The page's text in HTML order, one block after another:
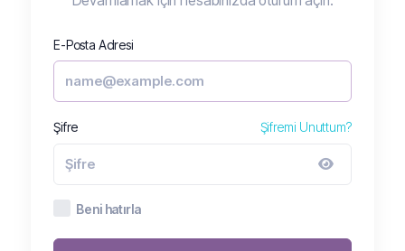
E-Posta Adresi
Şifre Şifremi Unuttum?
Beni hatırla